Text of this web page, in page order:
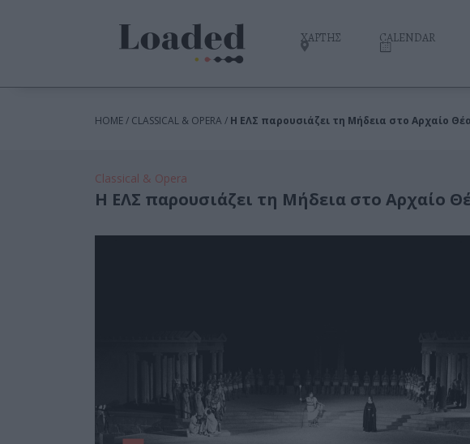
ΧΑΡΤΗΣ CALENDAR
HOME / CLASSICAL & OPERA / H ΕΛΣ παρουσιάζει τη Μήδεια στο Αρχαίο
Classical & Opera
H ΕΛΣ παρουσιάζει τη Μήδεια στο Αρχαίο